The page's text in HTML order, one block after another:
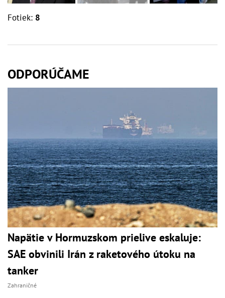
Fotiek: 8
ODPORÚČAME
Napätie v Hormuzskom prielive eskaluje:
SAE obvinili Irán z raketového útoku na
tanker
Zahraničné